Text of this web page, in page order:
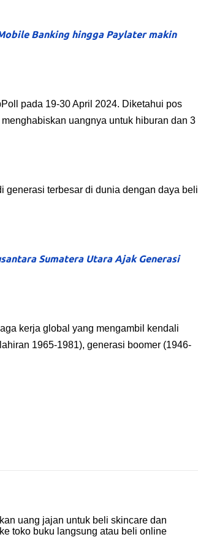
Banking hingga Paylater makin
pada 19-30 April 2024. Diketahui pos
uangnya untuk hiburan dan 3
generasi terbesar di dunia dengan daya beli
Sumatera Utara Ajak Generasi
kerja global yang mengambil kendali
1965-1981), generasi boomer (1946-
uang jajan untuk beli skincare dan
toko buku langsung atau beli online